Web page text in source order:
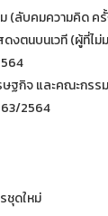
(ลับคมความคิด ครั้
งตนบนเวที (ผู้ที่ไ
ฐกิจ และคณะกรร
2564
ชุดใหม่